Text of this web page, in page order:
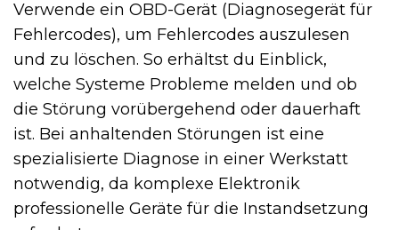
Verwende ein OBD-Gerät (Diagnosegerät für
Fehlercodes), um Fehlercodes auszulesen
und zu löschen. So erhältst du Einblick,
welche Systeme Probleme melden und ob
die Störung vorübergehend oder dauerhaft
ist. Bei anhaltenden Störungen ist eine
spezialisierte Diagnose in einer Werkstatt
notwendig, da komplexe Elektronik
professionelle Geräte für die Instandsetzung